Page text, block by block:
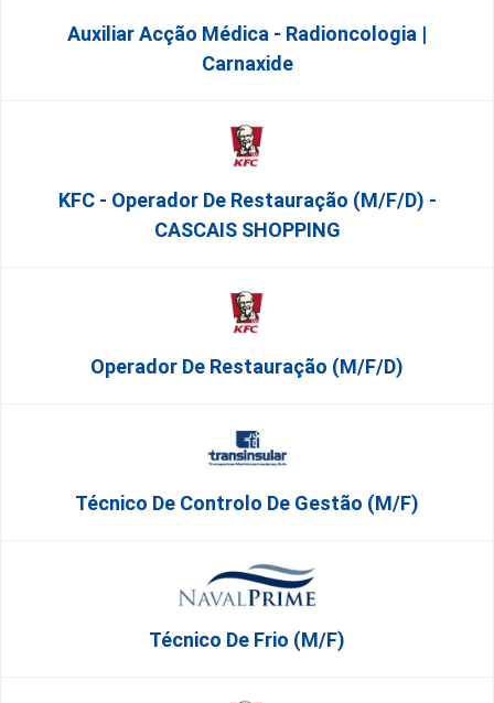
Auxiliar Acção Médica - Radioncologia |
Carnaxide
KFC - Operador De Restauração (m/f/d) -
CASCAIS SHOPPING
Operador De Restauração (m/f/d)
Técnico De Controlo De Gestão (m/f)
Técnico De Frio (m/f)